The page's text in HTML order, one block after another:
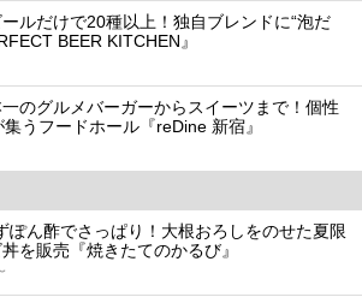
ルだけで20種以上！独自ブレンドに“泡だ
BEER KITCHEN』
のグルメバーガーからスイーツまで！個性
うフードホール『reDine 新宿』
ぽん酢でさっぱり！大根おろしをのせた夏限
を販売『焼きたてのかるび』